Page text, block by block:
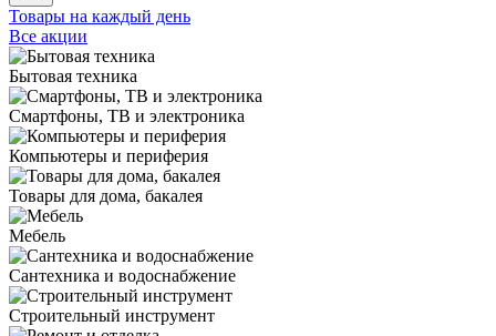
Товары на каждый день
Все акции
Бытовая техника
Смартфоны, ТВ и электроника
Компьютеры и периферия
Товары для дома, бакалея
Мебель
Сантехника и водоснабжение
Строительный инструмент